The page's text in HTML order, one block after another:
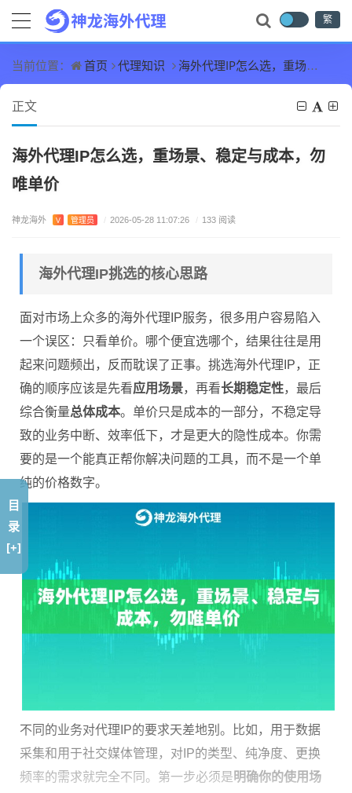
繁
当前位置： 首页 代理知识 海外代理IP怎么选，重场景、稳定与成本，勿唯单价
正文
海外代理IP怎么选，重场景、稳定与成本，勿
唯单价
神龙海外 V 管理员 / 2026-05-28 11:07:26 / 133 阅读
海外代理IP挑选的核心思路
面对市场上众多的海外代理IP服务，很多用户容易陷入
一个误区：只看单价。哪个便宜选哪个，结果往往是用
起来问题频出，反而耽误了正事。挑选海外代理IP，正
确的顺序应该是先看应用场景，再看长期稳定性，最后
综合衡量总体成本。单价只是成本的一部分，不稳定导
致的业务中断、效率低下，才是更大的隐性成本。你需
要的是一个能真正帮你解决问题的工具，而不是一个单
纯的价格数字。
不同的业务对代理IP的要求天差地别。比如，用于数据
采集和用于社交媒体管理，对IP的类型、纯净度、更换
频率的需求就完全不同。第一步必须是明确你的使用场
目
录
[+]